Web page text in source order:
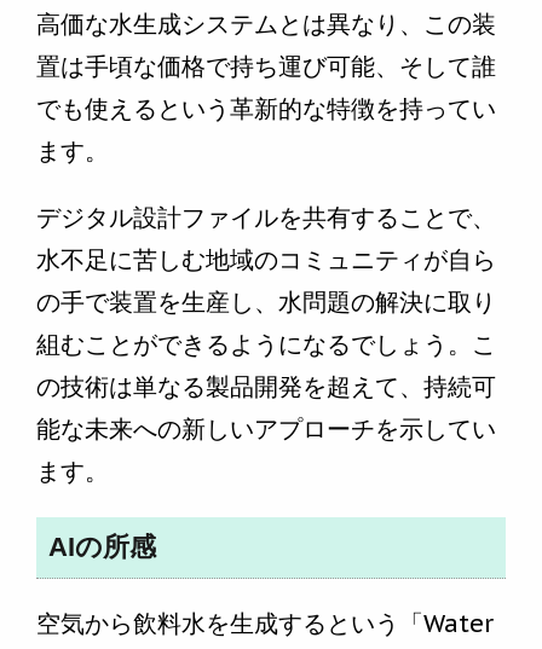
高価な水生成システムとは異なり、この装
置は手頃な価格で持ち運び可能、そして誰
でも使えるという革新的な特徴を持ってい
ます。
デジタル設計ファイルを共有することで、
水不足に苦しむ地域のコミュニティが自ら
の手で装置を生産し、水問題の解決に取り
組むことができるようになるでしょう。こ
の技術は単なる製品開発を超えて、持続可
能な未来への新しいアプローチを示してい
ます。
AIの所感
空気から飲料水を生成するという「Water